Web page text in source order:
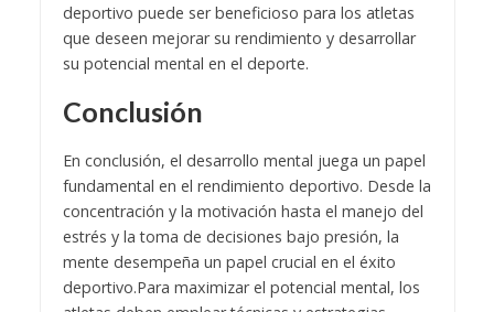
deportivo puede ser beneficioso para los atletas
que deseen mejorar su rendimiento y desarrollar
su potencial mental en el deporte.
Conclusión
En conclusión, el desarrollo mental juega un papel
fundamental en el rendimiento deportivo. Desde la
concentración y la motivación hasta el manejo del
estrés y la toma de decisiones bajo presión, la
mente desempeña un papel crucial en el éxito
deportivo.Para maximizar el potencial mental, los